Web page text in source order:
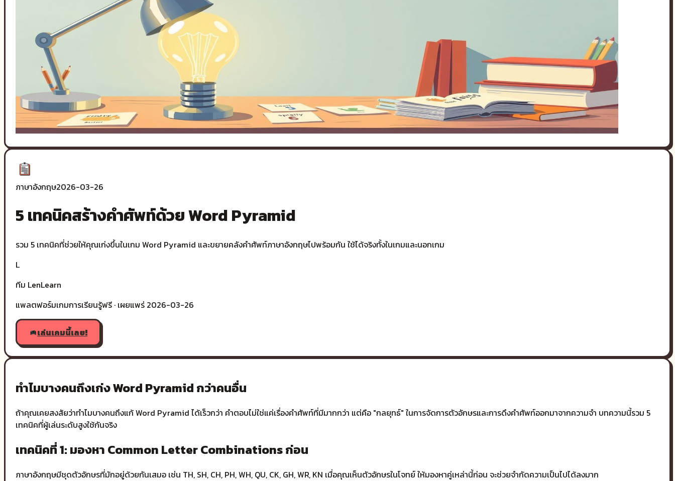
ภาษาอังกฤษ2026-03-26
5 เทคนิคสร้างคำศัพท์ด้วย Word Pyramid
รวม 5 เทคนิคที่ช่วยให้คุณเก่งขึ้นในเกม Word Pyramid และขยายคลังคำศัพท์ภาษาอังกฤษไปพร้อมกัน ใช้ได้จริงทั้งในเกมและนอกเกม
L
ทีม LenLearn
แพลตฟอร์มเกมการเรียนรู้ฟรี · เผยแพร่ 2026-03-26
เล่นเกมนี้เลย!
ทำไมบางคนถึงเก่ง Word Pyramid กว่าคนอื่น
ถ้าคุณเคยสงสัยว่าทำไมบางคนถึงแก้ Word Pyramid ได้เร็วกว่า คำตอบไม่ใช่แค่เรื่องคำศัพท์ที่มีมากกว่า แต่คือ "กลยุทธ์" ในการจัดการตัวอักษรและการดึงคำศัพท์ออกมาจากความจำ บทความนี้รวม 5
เทคนิคที่ผู้เล่นระดับสูงใช้กันจริง
เทคนิคที่ 1: มองหา Common Letter Combinations ก่อน
ภาษาอังกฤษมีชุดตัวอักษรที่มักอยู่ด้วยกันเสมอ เช่น TH, SH, CH, PH, WH, QU, CK, GH, WR, KN เมื่อคุณเห็นตัวอักษรในโจทย์ ให้มองหาคู่เหล่านี้ก่อน จะช่วยจำกัดความเป็นไปได้ลงมาก